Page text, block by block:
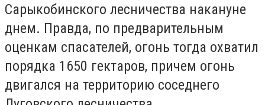
Сарыкобинского лесничества накануне
днем. Правда, по предварительным
оценкам спасателей, огонь тогда охватил
порядка 1650 гектаров, причем огонь
двигался на территорию соседнего